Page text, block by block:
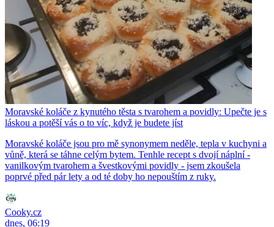
Moravské koláče z kynutého těsta s tvarohem a povidly: Upečte je s
láskou a potěší vás o to víc, když je budete jíst
Moravské koláče jsou pro mě synonymem neděle, tepla v kuchyni a
vůně, která se táhne celým bytem. Tenhle recept s dvojí náplní -
vanilkovým tvarohem a švestkovými povidly - jsem zkoušela
poprvé před pár lety a od té doby ho nepouštím z ruky.
Cooky.cz
dnes, 06:19